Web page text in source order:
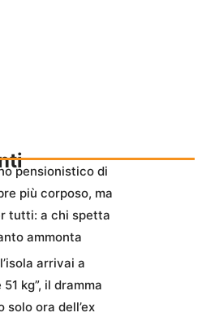
pensionistico di
più corposo, ma
tutti: a chi spetta
ammonta
arrivai a
kg”, il dramma
solo ora dell’ex